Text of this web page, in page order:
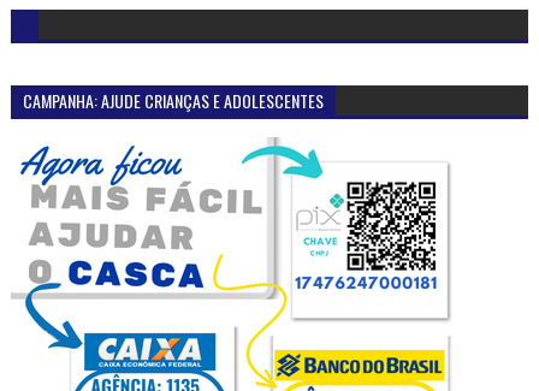
CAMPANHA: AJUDE CRIANÇAS E ADOLESCENTES